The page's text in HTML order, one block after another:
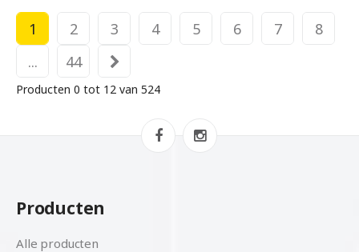
1 2 3 4 5 6 7
8
...
44
Producten 0 tot 12 van 524
Producten
Alle producten